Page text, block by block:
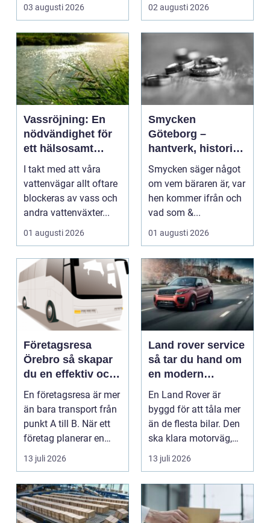
sätt...
03 augusti 2026 02 augusti 2026
Vassröjning: En
nödvändighet för
ett hälsosamt
vattenlandskap
I takt med att våra
vattenvägar allt oftare
blockeras av vass och
andra vattenväxter...
01 augusti 2026
Smycken
Göteborg –
hantverk, historia
och personligt
uttryck
Smycken säger något
om vem bäraren är, var
hen kommer ifrån och
vad som &...
01 augusti 2026
Företagsresa
Örebro så skapar
du en effektiv och
minnesvärd resa
En företagsresa är mer
än bara transport från
punkt A till B. När ett
företag planerar en
resa för m...
13 juli 2026
Land rover service
så tar du hand om
en modern
klassiker
En Land Rover är
byggd för att tåla mer
än de flesta bilar. Den
ska klara motorväg,
stadstrafik, gru...
13 juli 2026